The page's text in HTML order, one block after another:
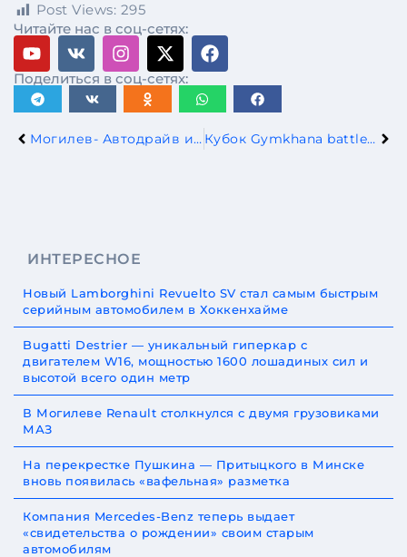
Post Views: 295
Читайте нас в соц-сетях:
Поделиться в соц-сетях:
Могилев- Автодрайв и Gymkhana battle на главном проспекте города! Кубок Gymkhana battle в надежных руках!
ИНТЕРЕСНОЕ
Новый Lamborghini Revuelto SV стал самым быстрым
серийным автомобилем в Хоккенхайме
Bugatti Destrier — уникальный гиперкар с
двигателем W16, мощностью 1600 лошадиных сил и
высотой всего один метр
В Могилеве Renault столкнулся с двумя грузовиками
МАЗ
На перекрестке Пушкина — Притыцкого в Минске
вновь появилась «вафельная» разметка
Компания Mercedes-Benz теперь выдает
«свидетельства о рождении» своим старым
автомобилям